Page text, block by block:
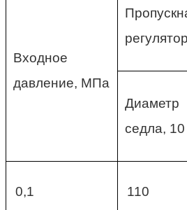
Входное
давление, МПа
Диаметр
седла, 10
0,1 110